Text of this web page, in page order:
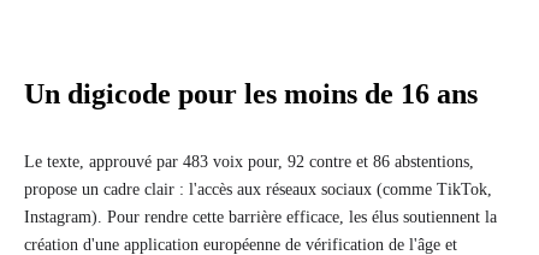
Un digicode pour les moins de 16 ans
Le texte, approuvé par 483 voix pour, 92 contre et 86 abstentions,
propose un cadre clair : l'accès aux réseaux sociaux (comme TikTok,
Instagram). Pour rendre cette barrière efficace, les élus soutiennent la
création d'une application européenne de vérification de l'âge et